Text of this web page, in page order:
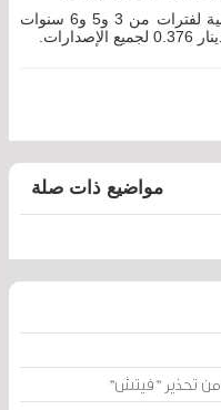
أما أذونات الخزانة فتستحق بعد 91 و182 و12 شهرا، فيما تستحق صكوك التأجير الإسلامية لفترات من 3 و5 و6 سنوات
مواضيع ذات صلة
من تحذير "فيتش"